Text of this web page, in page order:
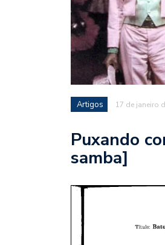
Artigos 17 de janeiro
Puxando
samba]